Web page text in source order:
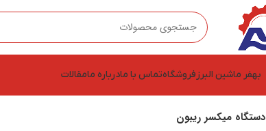
بهفر ماشین البرز فروشگاهتماس با مادرباره مامقالات
دستگاه میکسر ریبون